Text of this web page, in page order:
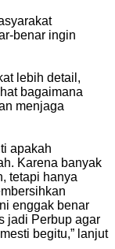
benar ingin
lebih detail,
bagaimana
menjaga
apakah
Karena banyak
tetapi hanya
enggak benar
jadi Perbup agar
begitu,” lanjut